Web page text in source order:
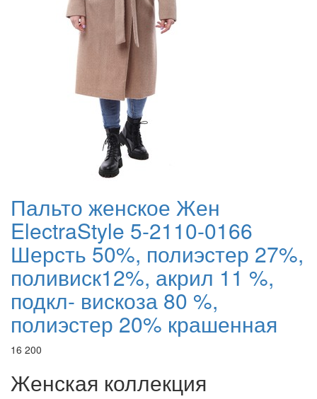
Пальто женское Жен
ElectraStyle 5-2110-0166
Шерсть 50%, полиэстер 27%,
поливиск12%, акрил 11 %,
подкл- вискоза 80 %,
полиэстер 20% крашенная
16 200
Женская коллекция